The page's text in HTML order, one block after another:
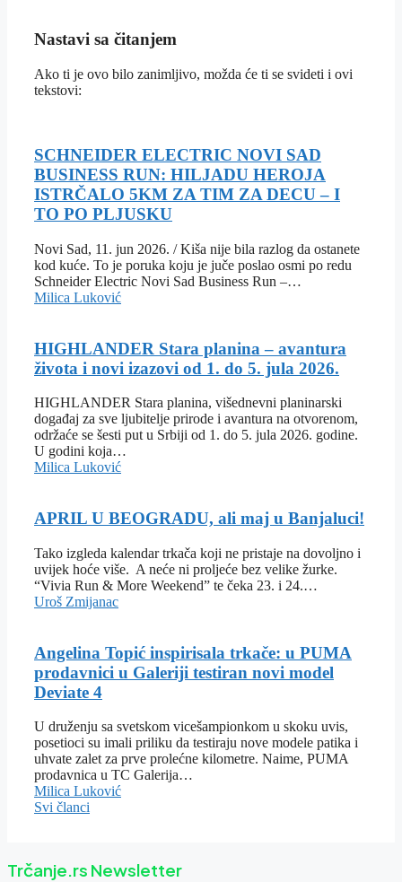
Nastavi sa čitanjem
Ako ti je ovo bilo zanimljivo, možda će ti se svideti i ovi
tekstovi:
SCHNEIDER ELECTRIC NOVI SAD
BUSINESS RUN: HILJADU HEROJA
ISTRČALO 5KM ZA TIM ZA DECU – I
TO PO PLJUSKU
Novi Sad, 11. jun 2026. / Kiša nije bila razlog da ostanete
kod kuće. To je poruka koju je juče poslao osmi po redu
Schneider Electric Novi Sad Business Run –…
Milica Luković
HIGHLANDER Stara planina – avantura
života i novi izazovi od 1. do 5. jula 2026.
HIGHLANDER Stara planina, višednevni planinarski
događaj za sve ljubitelje prirode i avantura na otvorenom,
održaće se šesti put u Srbiji od 1. do 5. jula 2026. godine.
U godini koja…
Milica Luković
APRIL U BEOGRADU, ali maj u Banjaluci!
Tako izgleda kalendar trkača koji ne pristaje na dovoljno i
uvijek hoće više. A neće ni proljeće bez velike žurke.
“Vivia Run & More Weekend” te čeka 23. i 24.…
Uroš Zmijanac
Angelina Topić inspirisala trkače: u PUMA
prodavnici u Galeriji testiran novi model
Deviate 4
U druženju sa svetskom vicešampionkom u skoku uvis,
posetioci su imali priliku da testiraju nove modele patika i
uhvate zalet za prve prolećne kilometre. Naime, PUMA
prodavnica u TC Galerija…
Milica Luković
Svi članci
Trčanje.rs Newsletter